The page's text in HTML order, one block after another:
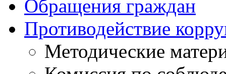
Обращения граждан
Противодействие
Методические